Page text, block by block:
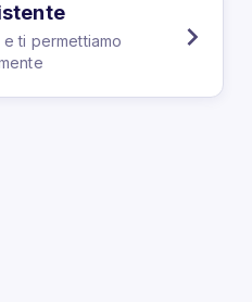
ti permettiamo